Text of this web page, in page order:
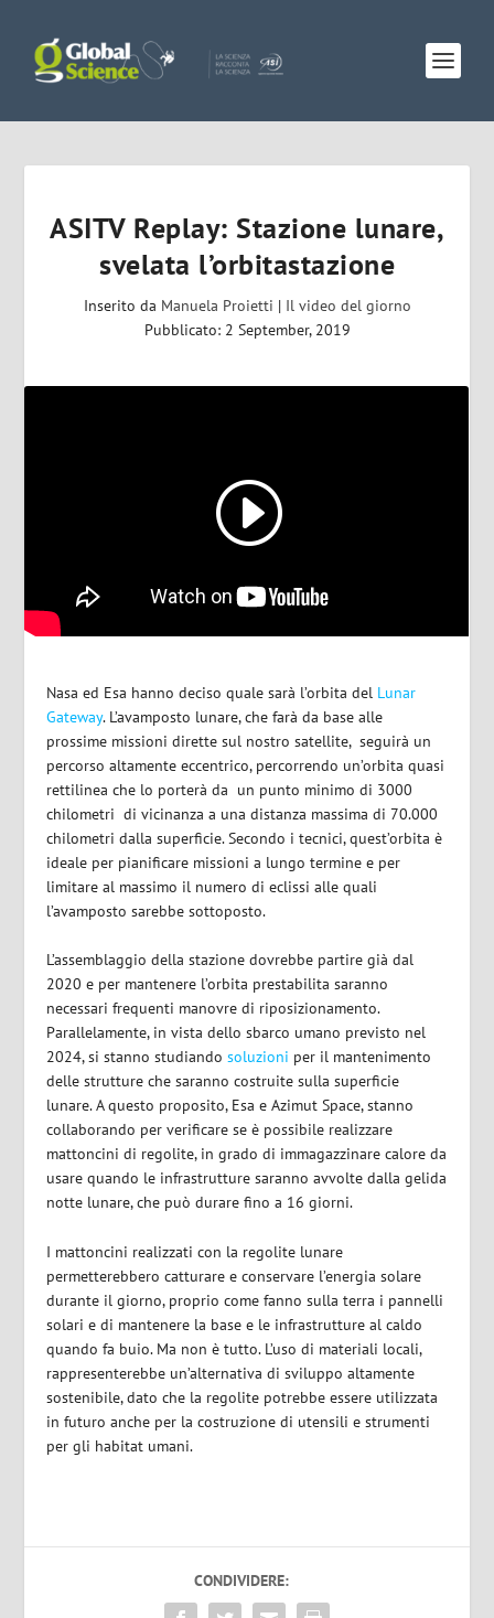
ASITV Replay: Stazione lunare,
svelata l’orbitastazione
Inserito da Manuela Proietti | Il video del giorno
Pubblicato: 2 September, 2019
Nasa ed Esa hanno deciso quale sarà l’orbita del Lunar
Gateway. L’avamposto lunare, che farà da base alle
prossime missioni dirette sul nostro satellite, seguirà un
percorso altamente eccentrico, percorrendo un’orbita quasi
rettilinea che lo porterà da un punto minimo di 3000
chilometri di vicinanza a una distanza massima di 70.000
chilometri dalla superficie. Secondo i tecnici, quest’orbita è
ideale per pianificare missioni a lungo termine e per
limitare al massimo il numero di eclissi alle quali
l’avamposto sarebbe sottoposto.
L’assemblaggio della stazione dovrebbe partire già dal
2020 e per mantenere l’orbita prestabilita saranno
necessari frequenti manovre di riposizionamento.
Parallelamente, in vista dello sbarco umano previsto nel
2024, si stanno studiandosoluzioni per il mantenimento
delle strutture che saranno costruite sulla superficie
lunare. A questo proposito, Esa e Azimut Space, stanno
collaborando per verificare se è possibile realizzare
mattoncini di regolite, in grado di immagazzinare calore da
usare quando le infrastrutture saranno avvolte dalla gelida
notte lunare, che può durare fino a 16 giorni.
I mattoncini realizzati con la regolite lunare
permetterebbero catturare e conservare l’energia solare
durante il giorno, proprio come fanno sulla terra i pannelli
solari e di mantenere la base e le infrastrutture al caldo
quando fa buio. Ma non è tutto. L’uso di materiali locali,
rappresenterebbe un’alternativa di sviluppo altamente
sostenibile, dato che la regolite potrebbe essere utilizzata
in futuro anche per la costruzione di utensili e strumenti
per gli habitat umani.
CONDIVIDERE: